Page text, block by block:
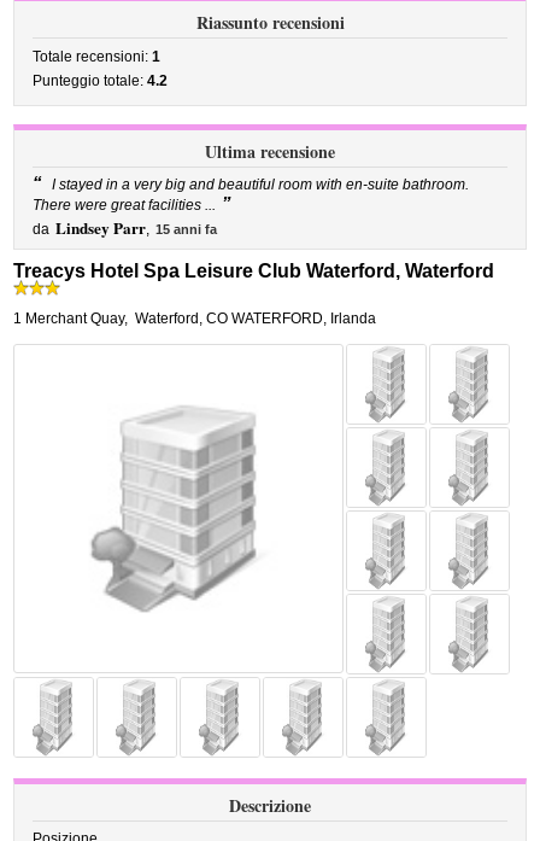
Riassunto recensioni
Totale recensioni:1
Punteggio totale:4.2
Ultima recensione
“ I stayed in a very big and beautiful room with en-suite bathroom.
There were great facilities ... ”
da Lindsey Parr, 15 anni fa
Treacys Hotel Spa Leisure Club Waterford, Waterford
1 Merchant Quay, Waterford ,CO WATERFORD, Irlanda
Descrizione